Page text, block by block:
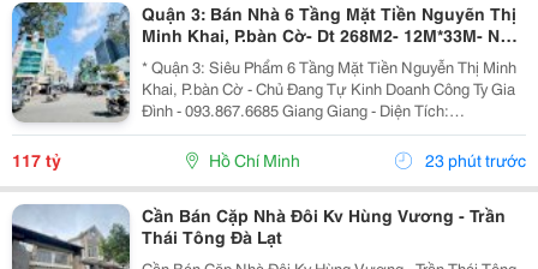
Quận 3: Bán Nhà 6 Tầng Mặt Tiền Nguyẽn Thị
Minh Khai, P.bàn Cờ- Dt 268M2- 12M*33M- Nhà
Thiết Kế Sân Siêu Rộng Để Xe- Khai Thác Giá
Trị Đa
* Quận 3: Siêu Phẩm 6 Tầng Mặt Tiền Nguyễn Thị Minh
Khai, P.bàn Cờ - Chủ Đang Tự Kinh Doanh Công Ty Gia
Đình - 093.867.6685 Giang Giang - Diện Tích:
140M2/268M2 - Ngang 4M Nở Hậu 12M * 33M. - Kết
Cấu: 6 Tầng - Sân Thượng - Thang Máy - Sẵn 1 Phòng...
117 tỷ Hồ Chí Minh 23 phút trước
Cần Bán Cặp Nhà Đôi Kv Hùng Vương - Trần
Thái Tông Đà Lạt